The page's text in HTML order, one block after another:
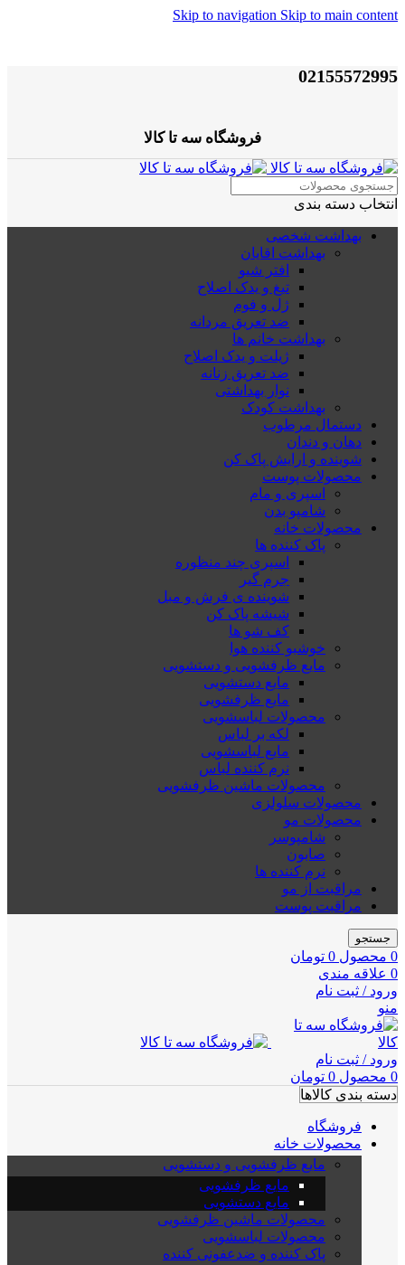
Skip to navigation Skip to main content
02155572995
فروشگاه سه تا کالا
انتخاب دسته بندی
بهداشت شخصی
بهداشت اقایان
افتر شیو
تیغ و یدک اصلاح
ژل و فوم
ضد تعریق مردانه
بهداشت خانم ها
ژیلت و یدک اصلاح
ضد تعریق زنانه
نوار بهداشتی
بهداشت کودک
دستمال مرطوب
دهان و دندان
شوینده و ارایش پاک کن
محصولات پوست
اسپری و مام
شامپو بدن
محصولات خانه
پاک کننده ها
اسپری چند منظوره
جرم گیر
شوینده ی فرش و مبل
شیشه پاک کن
کف شو ها
خوشبو کننده هوا
مایع ظرفشویی و دستشویی
مایع دستشویی
مایع ظرفشویی
محصولات لباسشویی
لکه بر لباس
مایع لباسشویی
نرم کننده لباس
محصولات ماشین ظرفشویی
محصولات سلولزی
محصولات مو
شامپوسر
صابون
نرم کننده ها
مراقبت از مو
مراقبت پوست
جستجو
0 محصول 0 تومان
0 علاقه مندی
ورود / ثبت نام
منو
ورود / ثبت نام
0 محصول 0 تومان
دسته بندی کالاها
فروشگاه
محصولات خانه
مایع ظرفشویی و دستشویی
مایع ظرفشویی
مایع دستشویی
محصولات ماشین ظرفشویی
محصولات لباسشویی
پاک کننده و ضدعفونی کننده